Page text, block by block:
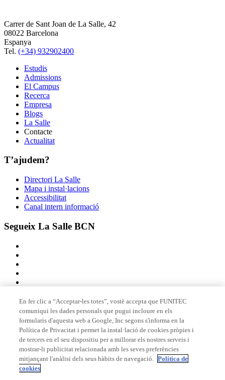
Carrer de Sant Joan de La Salle, 42
08022 Barcelona
Espanya
Tel. (+34) 932902400
Estudis
Admissions
El Campus
Recerca
Empresa
Blogs
La Salle
Contacte
Actualitat
T’ajudem?
Directori La Salle
Mapa i instal·lacions
Accessibilitat
Canal intern informació
Segueix La Salle BCN
Membre de
Acreditacions
En fer clic a “Acceptar-les totes”, vostè accepta que FUNITEC
comuniqui les dades personals que pugui incloure en els
formularis d'aquesta web a Google, Inc segons s'informa en la
Política de Privacitat i permet la instal·lació de cookies pròpies i
de tercers en el seu dispositiu per a millorar els nostres serveis i
mostrar-li publicitat relacionada amb les seves preferències
mitjançant l'anàlisi dels seus hàbits de navegació. Política de
cookies